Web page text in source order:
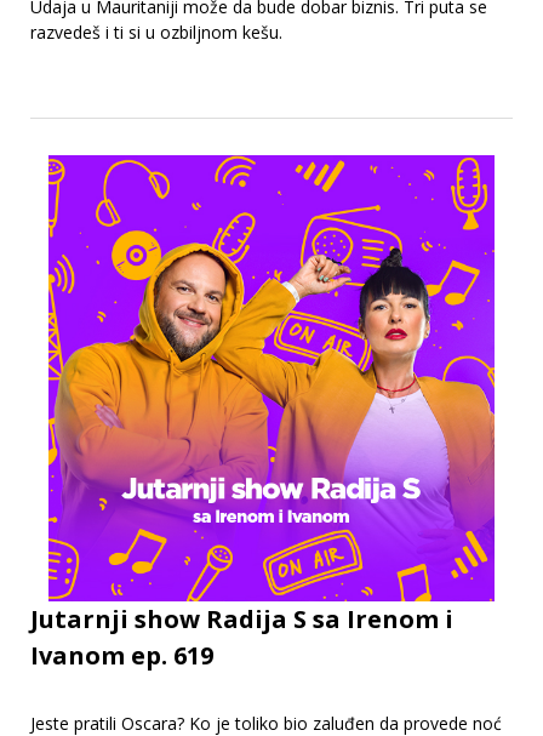
Udaja u Mauritaniji može da bude dobar biznis. Tri puta se
razvedeš i ti si u ozbiljnom kešu.
Jutarnji show Radija S sa Irenom i
Ivanom ep. 619
Jeste pratili Oscara? Ko je toliko bio zaluđen da provede noć